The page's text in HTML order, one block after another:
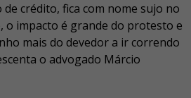
de crédito, fica com nome sujo no
o impacto é grande do protesto e
mais do devedor a ir correndo
o advogado Márcio